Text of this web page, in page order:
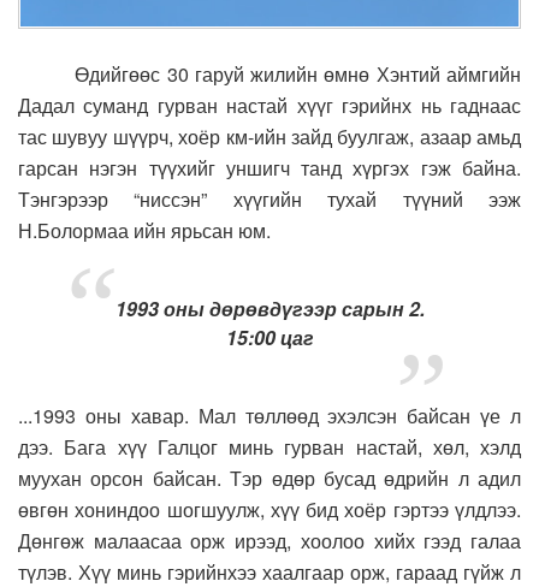
Өдийгөөс 30 гаруй жилийн өмнө Хэнтий аймгийн
Дадал суманд гурван настай хүүг гэрийнх нь гаднаас
тас шувуу шүүрч, хоёр км-ийн зайд буулгаж, азаар амьд
гарсан нэгэн түүхийг уншигч танд хүргэх гэж байна.
Тэнгэрээр “ниссэн” хүүгийн тухай түүний ээж
Н.Болормаа ийн ярьсан юм.
1993 оны дөрөвдүгээр сарын 2.
15:00 цаг
...1993 оны хавар. Мал төллөөд эхэлсэн байсан үе л
дээ. Бага хүү Галцог минь гурван настай, хөл, хэлд
муухан орсон байсан. Тэр өдөр бусад өдрийн л адил
өвгөн хониндоо шогшуулж, хүү бид хоёр гэртээ үлдлээ.
Дөнгөж малаасаа орж ирээд, хоолоо хийх гээд галаа
түлэв. Хүү минь гэрийнхээ хаалгаар орж, гараад гүйж л